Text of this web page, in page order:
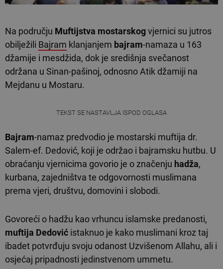
Na području Muftijstva mostarskogvjernici su jutros
obilježili Bajram klanjanjem bajram-namaza u 163
džamije i mesdžida, dok je središnja svečanost
održana u Sinan-pašinoj, odnosno Atik džamiji na
Mejdanu u Mostaru.
TEKST SE NASTAVLJA ISPOD OGLASA
Bajram-namaz predvodio je mostarski muftija dr.
Salem-ef. Dedović, koji je održao i bajramsku hutbu. U
obraćanju vjernicima govorio je o značenju hadža,
kurbana, zajedništva te odgovornosti muslimana
prema vjeri, društvu, domovini i slobodi.
Govoreći o hadžu kao vrhuncu islamske predanosti,
muftija Dedović istaknuo je kako muslimani kroz taj
ibadet potvrđuju svoju odanost Uzvišenom Allahu, ali i
osjećaj pripadnosti jedinstvenom ummetu.